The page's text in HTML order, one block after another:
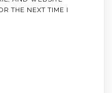
THE NEXT TIME I